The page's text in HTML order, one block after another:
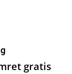
gratis